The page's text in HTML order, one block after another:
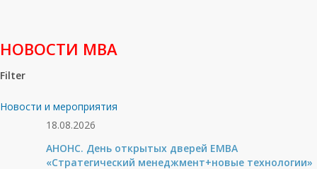
НОВОСТИ МВА
Filter
Новости и мероприятия
18.08.2026
АНОНС. День открытых дверей ЕМВА
«Стратегический менеджмент+новые технологии»